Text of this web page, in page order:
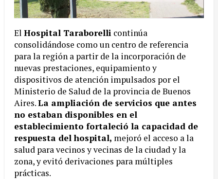
El Hospital Taraborelli continúa
consolidándose como un centro de referencia
para la región a partir de la incorporación de
nuevas prestaciones, equipamiento y
dispositivos de atención impulsados por el
Ministerio de Salud de la provincia de Buenos
Aires.La ampliación de servicios que antes
no estaban disponibles en el
establecimiento fortaleció la capacidad de
respuesta del hospital, mejoró el acceso a la
salud para vecinos y vecinas de la ciudad y la
zona, y evitó derivaciones para múltiples
prácticas.